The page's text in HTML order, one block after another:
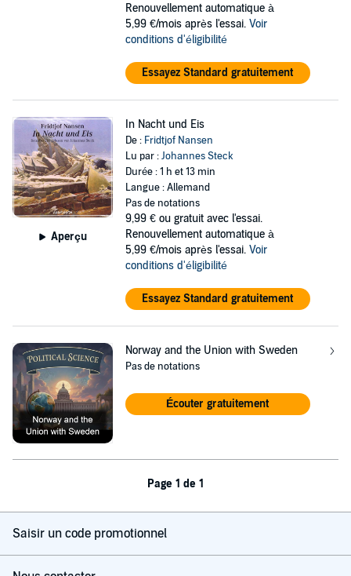
Renouvellement automatique à
5,99 €/mois après l'essai. Voir
conditions d'éligibilité
Essayez Standard gratuitement
Aperçu
In Nacht und Eis
De : Fridtjof Nansen
Lu par :Johannes Steck
Durée : 1 h et 13 min
Langue : Allemand
Pas de notations
9,99 € ou gratuit avec l'essai.
Renouvellement automatique à
5,99 €/mois après l'essai. Voir
conditions d'éligibilité
Essayez Standard gratuitement
Norway and the Union with Sweden
Pas de notations
Écouter gratuitement
Page 1 de 1
Saisir un code promotionnel